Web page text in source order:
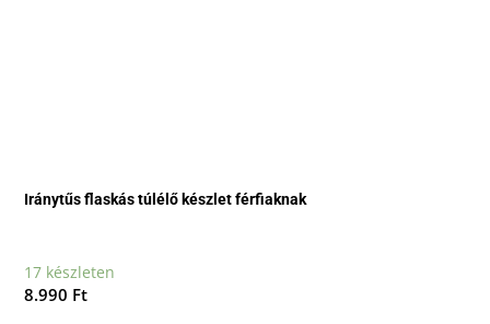
Iránytűs flaskás túlélő készlet férfiaknak
17 készleten
8.990 Ft